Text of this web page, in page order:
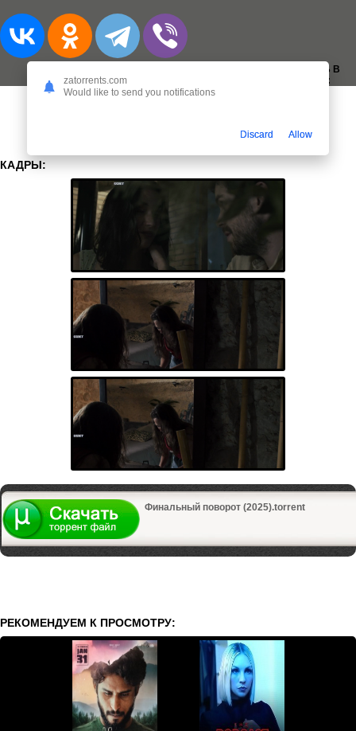
ДОБАВИТЬ В
ЗАКЛАДКИ:
КАДРЫ:
Финальный поворот (2025).torrent
РЕКОМЕНДУЕМ К ПРОСМОТРУ:
zatorrents.com
Would like to send you notifications
Discard Allow